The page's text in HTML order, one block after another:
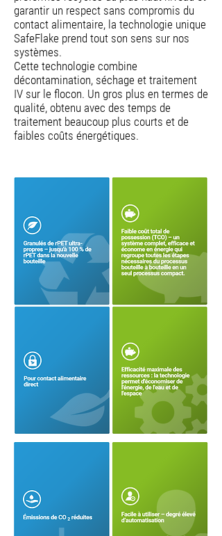
garantir un respect sans compromis du
contact alimentaire, la technologie unique
SafeFlake prend tout son sens sur nos
systèmes.
Cette technologie combine
décontamination, séchage et traitement
IV sur le flocon. Un gros plus en termes de
qualité, obtenu avec des temps de
traitement beaucoup plus courts et de
faibles coûts énergétiques.